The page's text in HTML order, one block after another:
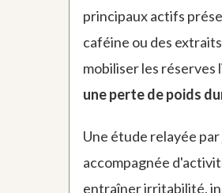
principaux actifs
caféine ou des
mobiliser les réserves
une perte de poids
Une étude relayée par
accompagnée
entraîner irritabilité,